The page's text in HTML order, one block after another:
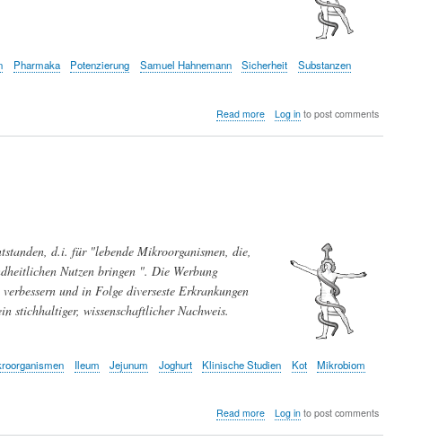
Pharmaka Potenzierung Samuel Hahnemann Sicherheit
Substanzen
Read moreabout
Log into post comments
d.i. für "lebende Mikroorganismen, die,
Nutzen bringen ". Die Werbung
und in Folge diverseste Erkrankungen
stichhaltiger, wissenschaftlicher Nachweis.
Ileum Jejunum Joghurt Klinische Studien Kot
Mikrobiom
Read moreabout
Log into post comments